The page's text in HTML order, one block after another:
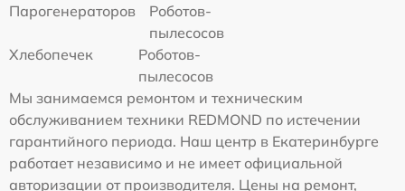
Парогенераторов
Роботов-
пылесосов
Хлебопечек
Роботов-
пылесосов
Мы занимаемся ремонтом и техническим
обслуживанием техники REDMOND по истечении
гарантийного периода. Наш центр в Екатеринбурге
работает независимо и не имеет официальной
авторизации от производителя. Цены на ремонт,